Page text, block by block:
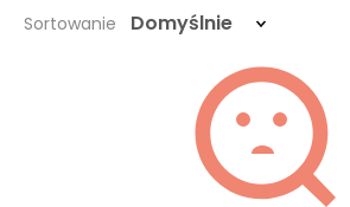
Sortowanie Domyślnie